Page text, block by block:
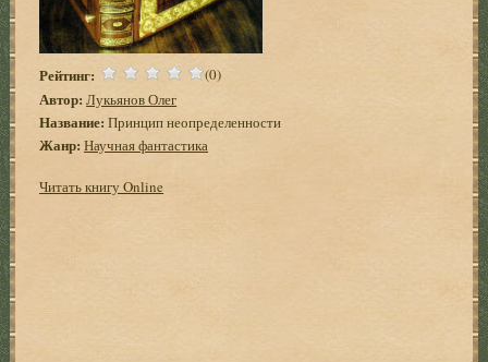
Рейтинг: (0)
Автор: Лукьянов Олег
Название: Принцип неопределенности
Жанр: Научная фантастика
Читать книгу Online